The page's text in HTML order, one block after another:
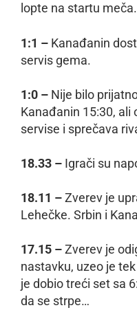
lopte na startu meča.
1:1 – Kanađanin
servis gema.
1:0 – Nije bilo
Kanađanin 15:30, ali
servise i sprečava
18.33 – Igrači su
18.11 –Zverev je
Lehečke. Srbin i
17.15 –Zverev je
nastavku, uzeo je
je dobio treći set sa
da se strpe…